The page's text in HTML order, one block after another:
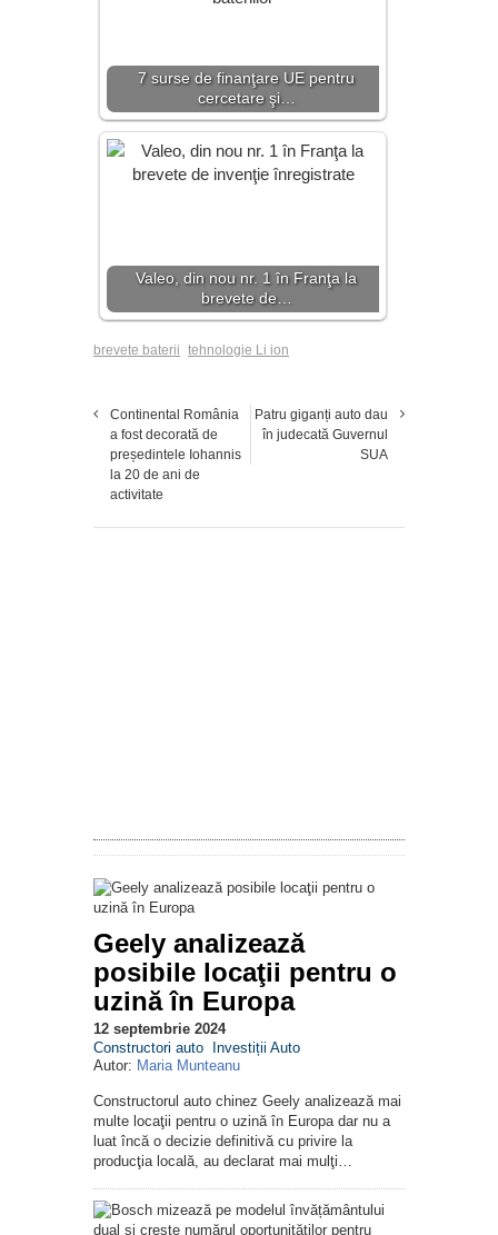
7 surse de finanţare UE pentru
cercetare şi…
Valeo, din nou nr. 1 în Franţa la
brevete de…
brevete baterii tehnologie Li ion
Continental România
a fost decorată de
președintele Iohannis
la 20 de ani de
activitate
Patru giganți auto dau
în judecată Guvernul
SUA
Geely analizează
posibile locaţii pentru o
uzină în Europa
12 septembrie 2024
Constructori auto
Investiții Auto
Autor: Maria Munteanu
Constructorul auto chinez Geely analizează mai
multe locaţii pentru o uzină în Europa dar nu a
luat încă o decizie definitivă cu privire la
producţia locală, au declarat mai mulţi…